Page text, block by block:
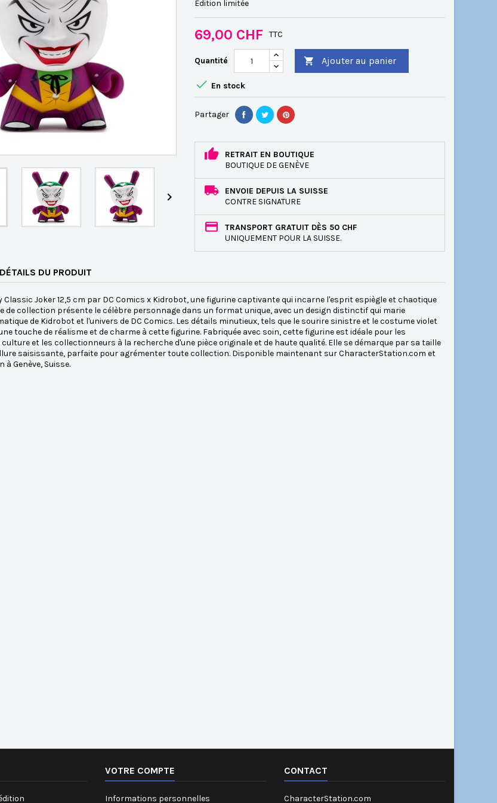

Edition limitée
69,00 CHF TTC
Quantité  Ajouter au panier
 En stock
Partager
RETRAIT EN BOUTIQUE
BOUTIQUE DE GENÈVE
ENVOIE DEPUIS LA SUISSE
CONTRE SIGNATURE
TRANSPORT GRATUIT DÈS 50 CHF
UNIQUEMENT POUR LA SUISSE.
DÉTAILS DU PRODUIT
Classic Joker 12,5 cm par DC Comics x Kidrobot, une figurine captivante qui incarne l'esprit espiègle et chaotique
de collection présente le célèbre personnage dans un format unique, avec un design distinctif qui marie
de Kidrobot et l'univers de DC Comics. Les détails minutieux, tels que le sourire sinistre et le costume violet
touche de réalisme et de charme à cette figurine. Fabriquée avec soin, cette figurine est idéale pour les
et les collectionneurs à la recherche d'une pièce originale et de haute qualité. Elle se démarque par sa taille
saisissante, parfaite pour agrémenter toute collection. Disponible maintenant sur CharacterStation.com et
Genève, Suisse.
VOTRE COMPTE
Informations personnelles
CONTACT
CharacterStation.com